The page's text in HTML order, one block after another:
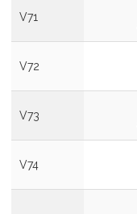
V71
V72
V73
V74